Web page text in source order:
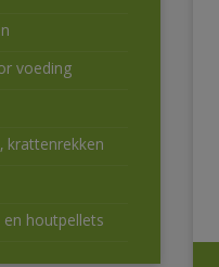
voeding
krattenrekken
houtpellets